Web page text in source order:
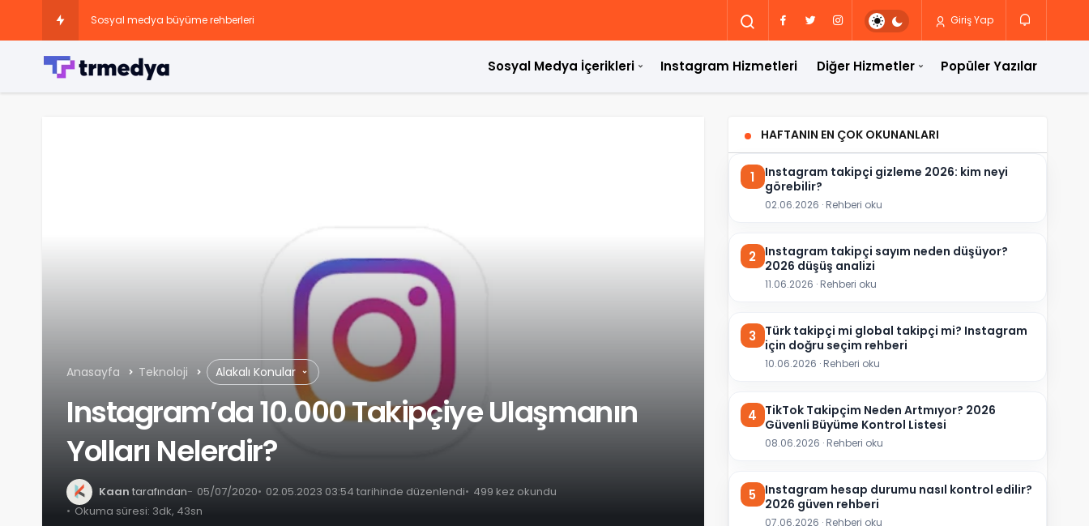
Sosyal medya büyüme rehberleri Giriş Yap
Sosyal Medya İçerikleri Instagram Hizmetleri Diğer Hizmetler Popüler Yazılar
Anasayfa Teknoloji Alakalı Konular
Instagram’da 10.000 Takipçiye Ulaşmanın
Yolları Nelerdir?
Kaan tarafından 05/07/2020 02.05.2023 03:54 tarihinde düzenlendi
499 kez okundu
Okuma süresi: 3dk, 43sn
HAFTANIN EN ÇOK OKUNANLARI
1
Instagram takipçi gizleme 2026: kim neyi
görebilir?
02.06.2026 · Rehberi oku
2 Instagram takipçi sayım neden düşüyor?
2026 düşüş analizi
11.06.2026 · Rehberi oku
3 Türk takipçi mi global takipçi mi? Instagram
için doğru seçim rehberi
10.06.2026 · Rehberi oku
4 TikTok Takipçim Neden Artmıyor? 2026
Güvenli Büyüme Kontrol Listesi
08.06.2026 · Rehberi oku
5 Instagram hesap durumu nasıl kontrol edilir?
2026 güven rehberi
07.06.2026 · Rehberi oku